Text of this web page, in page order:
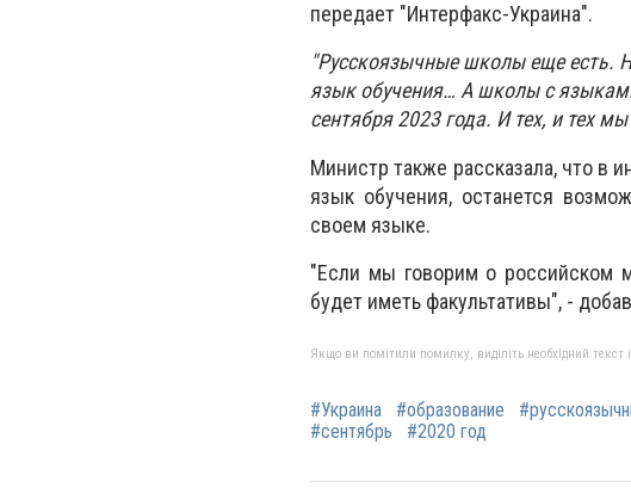
передает "Интерфакс-Украина".
"Русскоязычные школы еще есть.
язык обучения… А школы с
сентября 2023 года. И тех, и тех
Министр также рассказала, что в
язык обучения, останется
своем языке.
"Если мы говорим о российском
будет иметь факультативы", -
Якщо ви помітили помилку, виділіть необхідний
#Украина #образование
#сентябрь
#2020 год